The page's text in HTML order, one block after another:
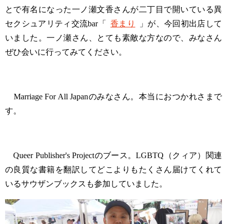
とで有名になった一ノ瀬文香さんが二丁目で開いている異
セクシュアリティ交流bar「
香まり
」が、今回初出店して
いました。一ノ瀬さん、とても素敵な方なので、みなさん
ぜひ会いに行ってみてください。
Marriage For All Japanのみなさん。本当におつかれさまで
す。
Queer Publisher's Projectのブース。LGBTQ（クィア）関連
の良質な書籍を翻訳してどこよりもたくさん届けてくれて
いるサウザンブックスも参加していました。